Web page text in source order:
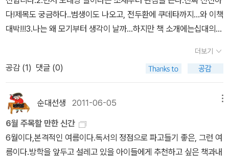
고, 2권은 한글로 읽었네요. 총 4부작으로 낸 시리즈인데, 내년에 다
시 4부까지 영어 오디오북과 함께 다시 읽을 예정이랍니다. 1권은 영
화로도 나왔는데, 흥행하지 못한것이 좀 아쉽긴해요. 사실 이 책을 읽
으면서 ｀기억전달자(The Giver)｀가 떠올랐던 책이었는데, 약간
뻔하기도 하지만 공상과학과 성장문학이 잘 만났던 책이었습니
｀ 선집이랍니다. 왠만해서 책 소장하지 않겠다고 결심한 저를 마구
마구 흔들게 했던 책인데, 책도 재미있고, 양장상태도 너무 훌륭하거
든요. 하지만 필립 K.딕의 글은 내면의 혼란스러운 정신상태를 그린
책들이 많아서 집중하는데 살짝 애를 먹긴합니다. 그렇지만 한번 매
력에 빠지면 절대 빠져나올수 없는 치명적인 매력을 지닌것이 그의
인께 전화를 걸어 안부를 여쭈었다. 시인의 말씀처럼 당 조절은 잘 되
는지 물었더니, 그놈의 술 때문에 힘들다고 하셨다. 정말 그놈의 술이
시가 감지되고, 살아 있으니 시를 쓸 뿐이라는 시인의 말에 끄덕이게
되었다. 태생적으로 가난한 시인, 가난한 이들에게 게으르기 때문이
라는 굴레까지 씌우는 현실에 저항하는 시편들이 많다. 풍요로운 자
들이 맘껏 누리며 사는 게 미덕인 세상, 있는 자들의 세상이 되어버린
현실을 되돌리기는 쉽지 않으리라. 나 역시 가난한 사람으로 다만 가
난한 이웃과 벗하여 위로하고 함께 힘을 내자고 격려하고픈 마음이
다. 나의문화유산답사기를 쓴 유홍준이 아닌 시인 유홍준이다.62년
생, 나와 비슷한 연배라 그의 시는 젊은시인들과 다르게 쉬이 이해되
비야언니는 세계지도를 보며 가고 싶은 곳을 찍어두고 결국 꿈을 이
뤘는데...우리 거실 아랫목에는 세계지도를 붙였던 흔적이 보기 흉해
서와 선물받은 신간도서도 줄줄이 밀려 있고... 읽기만 하고 리뷰하지
않는 경우가 점점 많아진다.<여름방학 불청객>은 재밌게 읽었는데
방학이 다 지나버렸네...책을 기억만 해줘도 좋다고 했지만, 그래도 읽
고 써야 내 할일을 하는 거라서 숙제 안한 불편함이 짓눌려 있다.<마
음대로 그려봐> 화가 김근희의 행복한 그림 그리기폭죽소리의 화가
가 가르쳐 주는 그림 그리기 비법?화가의 두 자녀와 어린이들이 그린
작품도 들어 있어학령기에 따른 실제 그림 솜씨를 볼 수 있어 좋다.작
가 사인본도 턱 걸리고~*월욜밤엔 막내 문제집 갖다주러 심야에 기
하고 있다.그래서인지 오쿠다 히데오의 책 [야구를 부탁해]와 전 야구
선수 양준혁 씨의 책이 더욱 궁금해진다.양준혁 지음 / 중앙books
(중앙북스) / 2011년 7월뛰어라! 지금이 마지막인 것처럼 야구를 부
탁해 오쿠다 히데오 지음, 김난주 옮김 / 재인 / 2011년 7월먹는 이야
미있는 지원이와 병관이 이야기. 가끔은 이런 남매가 있으면 좋겠다
구들의 바른 식습관 형성에 좋을 것 같다.기분을 말해 봐! 앤서니 브라
운 글.그림, 홍연미 옮김 / 웅진주니어 / 2011년 7월 내가 좋아하는앤
서니 브라운의 신간. 언제나 활발한 작품활동을 펼치는 앤서니 브라
운 아저씨. 아마 싱가포르에도 이 책이 영어원서로 들어오리라 믿는
신 후 작품 쓰기에 몰두했다고 한다,알라딘, 정유정 작가의 인터뷰 보
기~ http://www.aladin.co.kr/author/wauthor_interview.asp
x?AuthorSearch=@80195부산모임에서 나의짝짝이 양말을 신
고 용감하게 걸었던 00님이 양말을 사준대서진실이 엄마 책, 읽고 싶
다고 생일선물로 사달라고 했다.읽으면 눈물 줄줄 흐르겠지만, 그래
하라 마리 여사의 새 책<러시아 통신>과 <차이와 사이>이벤트의유
리컵이 탐. 난. 다.http://www.aladin.co.kr/events/wevent_det
ail_book.aspx?pn=110525_maum여름에는 역시 유리컵을 사용
해야 여름 맛이 난다.게다가 마음산책 블로그에 올려진 간지나는 사
진~~~~거기에 더하여마리 여사를 애정한다면 놓치지 말아야 할 이
다!제목도 궁금하다..범생이도 나오고, 전두환에 쿠데타까지...와 이책
대박!!!3.나는 왜 모기부터 생각이 날까...하지만 책 소개에는십대의
들이 갖고 있는 편견을 유머러스하게 비틀기도 하면서, 진정한 서로
의 모습을 알고 이해하는 소통의 과정을 그리고 있다. 크리스티네 뇌
스틀링거의 대표작으로, 독일어권 중학교에서 갈등 해결과 소통을 위
한 읽기 교재로 가장 많이 추천되는 책이기도 하다. 쓰여져있다. 도대
체가 무엇이 여름방학 불청객일까??
더보기
공감 (1) 댓글 (0)
순대선생 2011-06-05
6월 주목할 만한 신간
6월이다,본격적인 여름이다.독서의 정점으로 파고들기 좋은, 그런 여
름이다.방학을 앞두고 설레고 있을 아이들에게 추천하고 싶은 책과내